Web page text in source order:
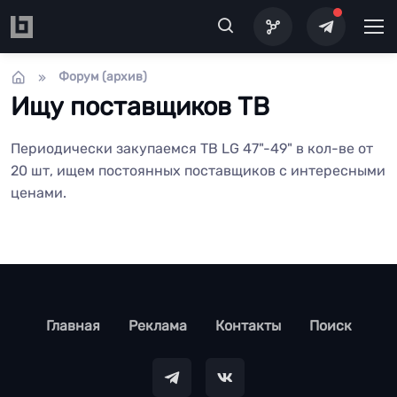
Форум (архив)
Ищу поставщиков ТВ
Периодически закупаемся ТВ LG 47"-49" в кол-ве от
20 шт, ищем постоянных поставщиков с интересными
ценами.
footer
Главная Реклама Контакты Поиск